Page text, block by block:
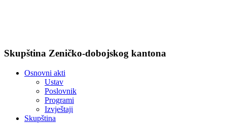
Skupština Zeničko-dobojskog kantona
Osnovni akti
Ustav
Poslovnik
Programi
Izvještaji
Skupština